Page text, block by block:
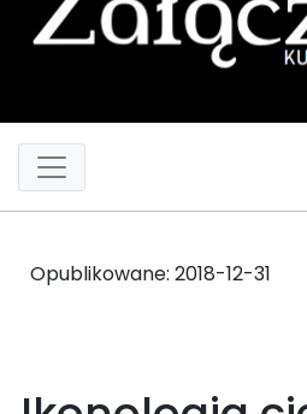
Opublikowane: 2018-12-31